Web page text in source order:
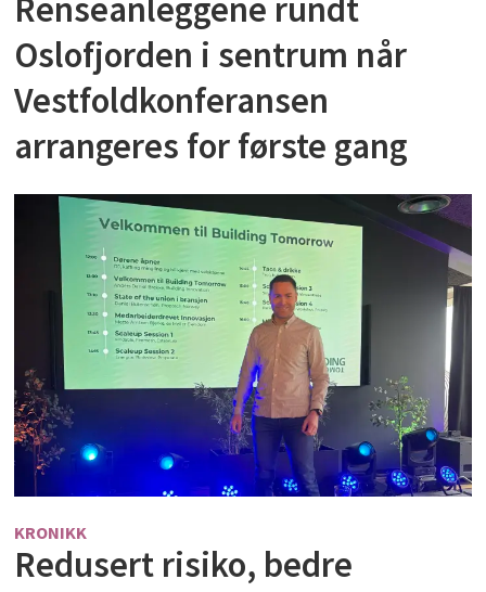
Renseanleggene rundt
Oslofjorden i sentrum når
Vestfoldkonferansen
arrangeres for første gang
KRONIKK
Redusert risiko, bedre